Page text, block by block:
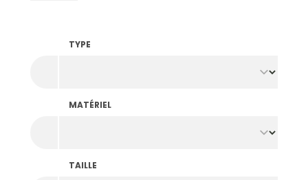
TYPE
MATÉRIEL
TAILLE